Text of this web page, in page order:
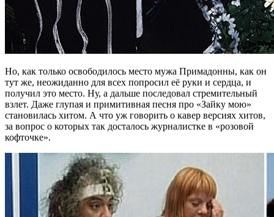
Но, как только освободилось место мужа Примадонны, как он
тут же, неожиданно для всех попросил её руки и сердца, и
получил это место. Ну, а дальше последовал стремительный
взлет. Даже глупая и примитивная песня про «Зайку мою»
становилась хитом. А что уж говорить о кавер версиях хитов,
за вопрос о которых так досталось журналистке в «розовой
кофточке».